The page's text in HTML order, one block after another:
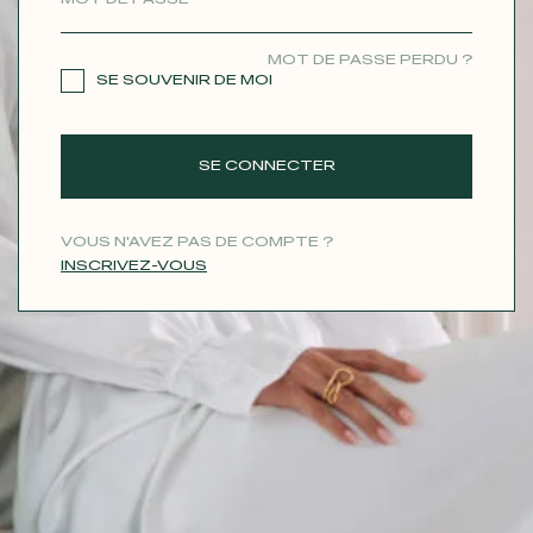
MOT DE PASSE PERDU ?
SE SOUVENIR DE MOI
SE CONNECTER
VOUS N'AVEZ PAS DE COMPTE ?
INSCRIVEZ-VOUS